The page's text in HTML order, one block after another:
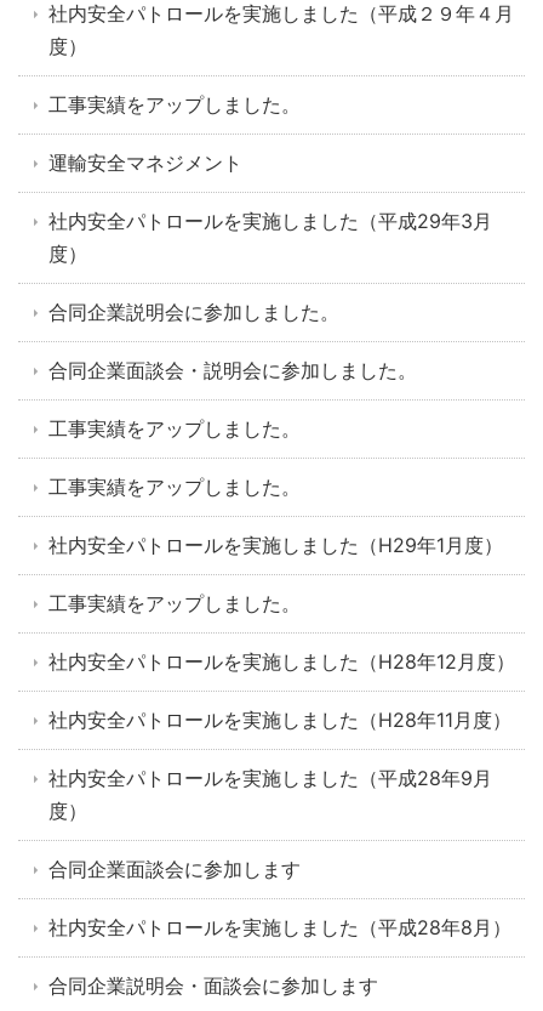
社内安全パトロールを実施しました（平成２９年４月
度）
工事実績をアップしました。
運輸安全マネジメント
社内安全パトロールを実施しました（平成29年3月
度）
合同企業説明会に参加しました。
合同企業面談会・説明会に参加しました。
工事実績をアップしました。
工事実績をアップしました。
社内安全パトロールを実施しました（H29年1月度）
工事実績をアップしました。
社内安全パトロールを実施しました（H28年12月度）
社内安全パトロールを実施しました（H28年11月度）
社内安全パトロールを実施しました（平成28年9月
度）
合同企業面談会に参加します
社内安全パトロールを実施しました（平成28年8月）
合同企業説明会・面談会に参加します